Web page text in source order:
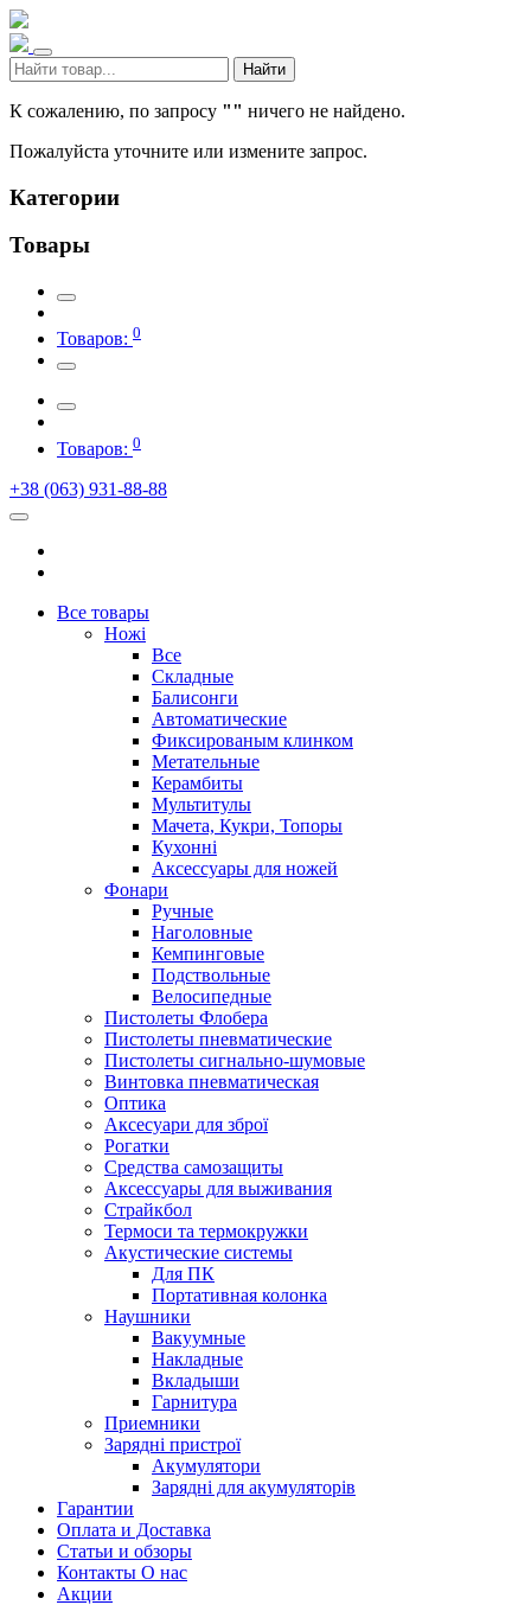
Найти
К сожалению, по запросу "" ничего не найдено.
Пожалуйста уточните или измените запрос.
Категории
Товары
Товаров: 0
Товаров: 0
+38 (063) 931-88-88
Все товары
Ножі
Все
Складные
Балисонги
Автоматические
Фиксированым клинком
Метательные
Керамбиты
Мультитулы
Мачета, Кукри, Топоры
Кухонні
Аксессуары для ножей
Фонари
Ручные
Наголовные
Кемпинговые
Подствольные
Велосипедные
Пистолеты Флобера
Пистолеты пневматические
Пистолеты сигнально-шумовые
Винтовка пневматическая
Оптика
Аксесуари для зброї
Рогатки
Средства самозащиты
Аксессуары для выживания
Страйкбол
Термоси та термокружки
Акустические системы
Для ПК
Портативная колонка
Наушники
Вакуумные
Накладные
Вкладыши
Гарнитура
Приемники
Зарядні пристрої
Акумулятори
Зарядні для акумуляторів
Гарантии
Оплата и Доставка
Статьи и обзоры
Контакты О нас
Акции